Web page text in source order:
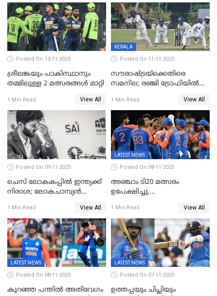
വിക്കറ്റ്
Posted On 13-11-2025
ശ്രീലങ്കയും പാകിസ്ഥാനും
തമ്മിലുള്ള 2 മത്സരങ്ങള്‍ മാറ്റി
1 Min Read View All
KERALA
Posted On 11-11-2025
സൗരാഷ്ട്രയ്‌ക്കെതിരെ
സമനില; രഞ്ജി ട്രോഫിയിൽ
1 Min Read View All
Posted On 09-11-2025
ചെസ് ലോകകപ്പില്‍ ഇന്ത്യക്ക്
നിരാശ; ലോകചാമ്പ്യന്‍
1 Min Read View All
LATEST NEWS
Posted On 08-11-2025
അഞ്ചാം ടി20 മത്സരം
ഉപേക്ഷിച്ചു,
ജയിച്ച് ഇന്ത്യ
1 Min Read View All
LATEST NEWS
Posted On 08-11-2025
കുറഞ്ഞ പന്തിൽ അതിവേഗം
LATEST NEWS
Posted On 07-11-2025
ഉത്തപ്പയും ചിപ്ലിയും